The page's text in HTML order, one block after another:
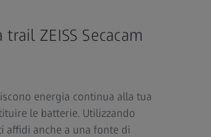
ZEISS Secacam
energia continua alla tua
le batterie. Utilizzando
affidi anche a una fonte di